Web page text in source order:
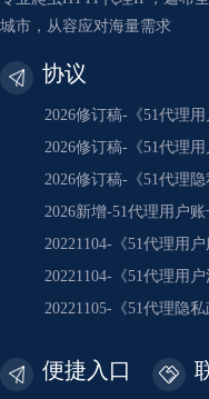
城市，从容应对海量需求
协议
2026修订稿-《51代理用
2026修订稿-《51代理
2026修订稿-《51代理
2026新增-51代理用户
20221104-《51代理用户
20221104-《51代理用户
20221105-《51代理隐私
便捷入口